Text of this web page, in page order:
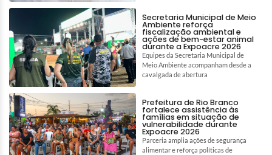
Secretaria Municipal de Meio
Ambiente reforça
fiscalização ambiental e
ações de bem-estar animal
durante a Expoacre 2026
Equipes da Secretaria Municipal de
Meio Ambiente acompanham desde a
cavalgada de abertura
Prefeitura de Rio Branco
fortalece assistência às
famílias em situação de
vulnerabilidade durante
Expoacre 2026
Parceria amplia ações de segurança
alimentar e reforça políticas de